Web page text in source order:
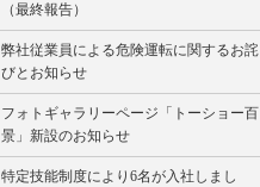
（最終報告）
弊社従業員による危険運転に関するお詫
びとお知らせ
フォトギャラリーページ「トーショー百
景」新設のお知らせ
特定技能制度により6名が入社しまし